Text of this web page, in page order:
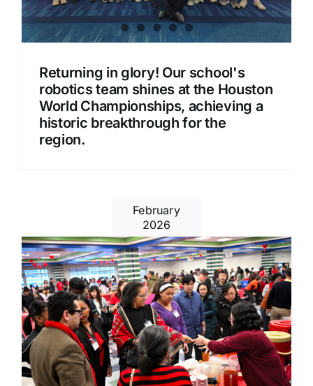
Returning in glory! Our school's
robotics team shines at the Houston
World Championships, achieving a
historic breakthrough for the
region.
February
2026